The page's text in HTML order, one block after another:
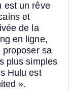
est un rêve
et
de la
en ligne,
proposer sa
plus simples
Hulu est
».